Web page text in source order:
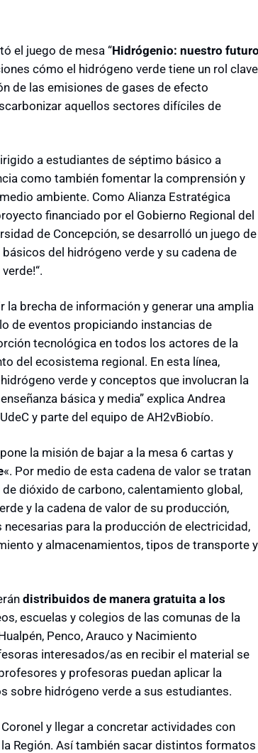
el juego de mesa “Hidrógenio: nuestro futuro
cómo el hidrógeno verde tiene un rol clave
de las emisiones de gases de efecto
aquellos sectores difíciles de
a estudiantes de séptimo básico a
como también fomentar la comprensión y
ambiente. Como Alianza Estratégica
financiado por el Gobierno Regional del
de Concepción, se desarrolló un juego de
del hidrógeno verde y su cadena de
brecha de información y generar una amplia
de eventos propiciando instancias de
tecnológica en todos los actores de la
del ecosistema regional. En esta línea,
verde y conceptos que involucran la
básica y media” explica Andrea
y parte del equipo de AH2vBiobío.
la misión de bajar a la mesa 6 cartas y
«. Por medio de esta cadena de valor se tratan
dióxido de carbono, calentamiento global,
y la cadena de valor de su producción,
para la producción de electricidad,
y almacenamientos, tipos de transporte y
distribuidos de manera gratuita a los
escuelas y colegios de las comunas de la
Penco, Arauco y Nacimiento
interesados/as en recibir el material se
y profesoras puedan aplicar la
sobre hidrógeno verde a sus estudiantes.
y llegar a concretar actividades con
Región. Así también sacar distintos formatos